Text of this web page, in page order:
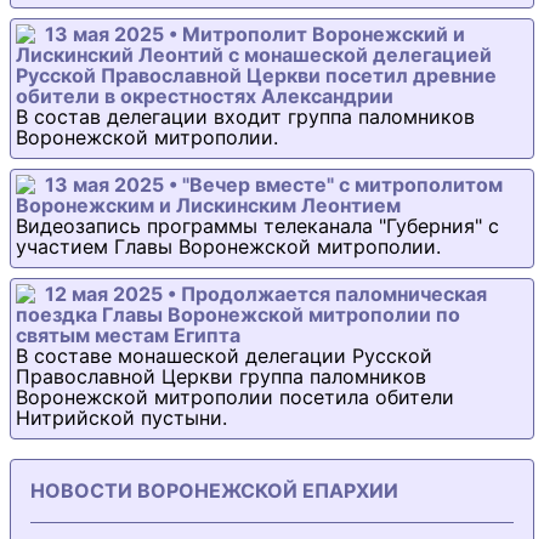
13 мая 2025 • Митрополит Воронежский и
Лискинский Леонтий с монашеской делегацией
Русской Православной Церкви посетил древние
обители в окрестностях Александрии
В состав делегации входит группа паломников
Воронежской митрополии.
13 мая 2025 • "Вечер вместе" с митрополитом
Воронежским и Лискинским Леонтием
Видеозапись программы телеканала "Губерния" с
участием Главы Воронежской митрополии.
12 мая 2025 • Продолжается паломническая
поездка Главы Воронежской митрополии по
святым местам Египта
В составе монашеской делегации Русской
Православной Церкви группа паломников
Воронежской митрополии посетила обители
Нитрийской пустыни.
НОВОСТИ ВОРОНЕЖСКОЙ ЕПАРХИИ